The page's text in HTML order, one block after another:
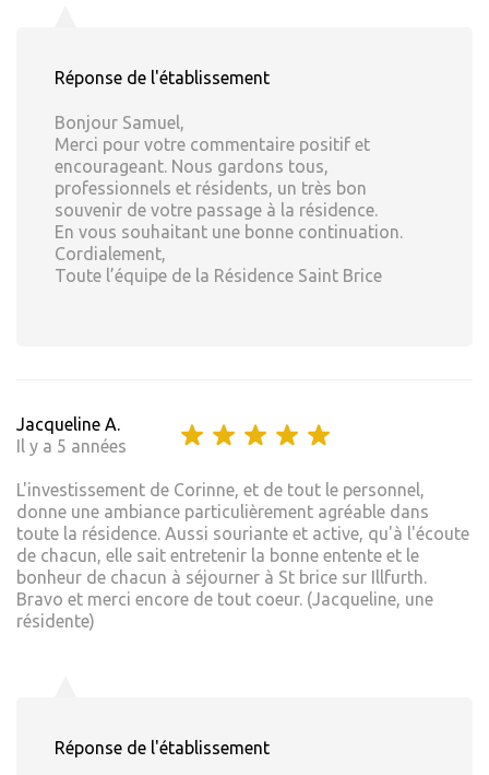
Réponse de l'établissement
Bonjour Samuel,
Merci pour votre commentaire positif et
encourageant. Nous gardons tous,
professionnels et résidents, un très bon
souvenir de votre passage à la résidence.
En vous souhaitant une bonne continuation.
Cordialement,
Toute l’équipe de la Résidence Saint Brice
Jacqueline A.
Il y a 5 années
L'investissement de Corinne, et de tout le personnel,
donne une ambiance particulièrement agréable dans
toute la résidence. Aussi souriante et active, qu'à l'écoute
de chacun, elle sait entretenir la bonne entente et le
bonheur de chacun à séjourner à St brice sur Illfurth.
Bravo et merci encore de tout coeur. (Jacqueline, une
résidente)
Réponse de l'établissement